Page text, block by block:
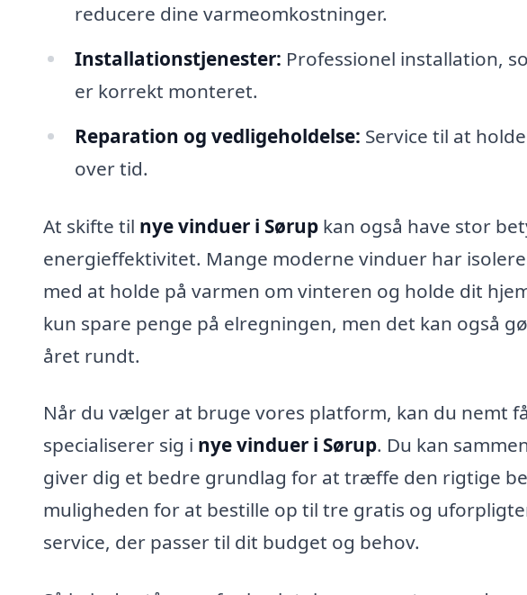
reducere dine varmeomkostninger.
Installationstjenester: Professionel installation,
er korrekt monteret.
Reparation og vedligeholdelse: Service til at
over tid.
At skifte til nye vinduer i Sørup kan også have stor
energieffektivitet. Mange moderne vinduer har
med at holde på varmen om vinteren og holde dit
kun spare penge på elregningen, men det kan også
året rundt.
Når du vælger at bruge vores platform, kan du nemt
specialiserer sig i nye vinduer i Sørup. Du kan
giver dig et bedre grundlag for at træffe den rigtige
muligheden for at bestille op til tre gratis og
service, der passer til dit budget og behov.